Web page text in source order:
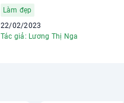
nguyên liệu dễ kiếm
Làm đẹp
22/02/2023
Tác giả: Lương Thị Nga